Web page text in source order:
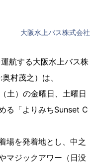
大阪水上バス株式会社
航する大阪水上バス株
村茂之）は、
土）の金曜日、土曜日
る「よりみちSunset C
場を発着地とし、中之
マジックアワー（日没